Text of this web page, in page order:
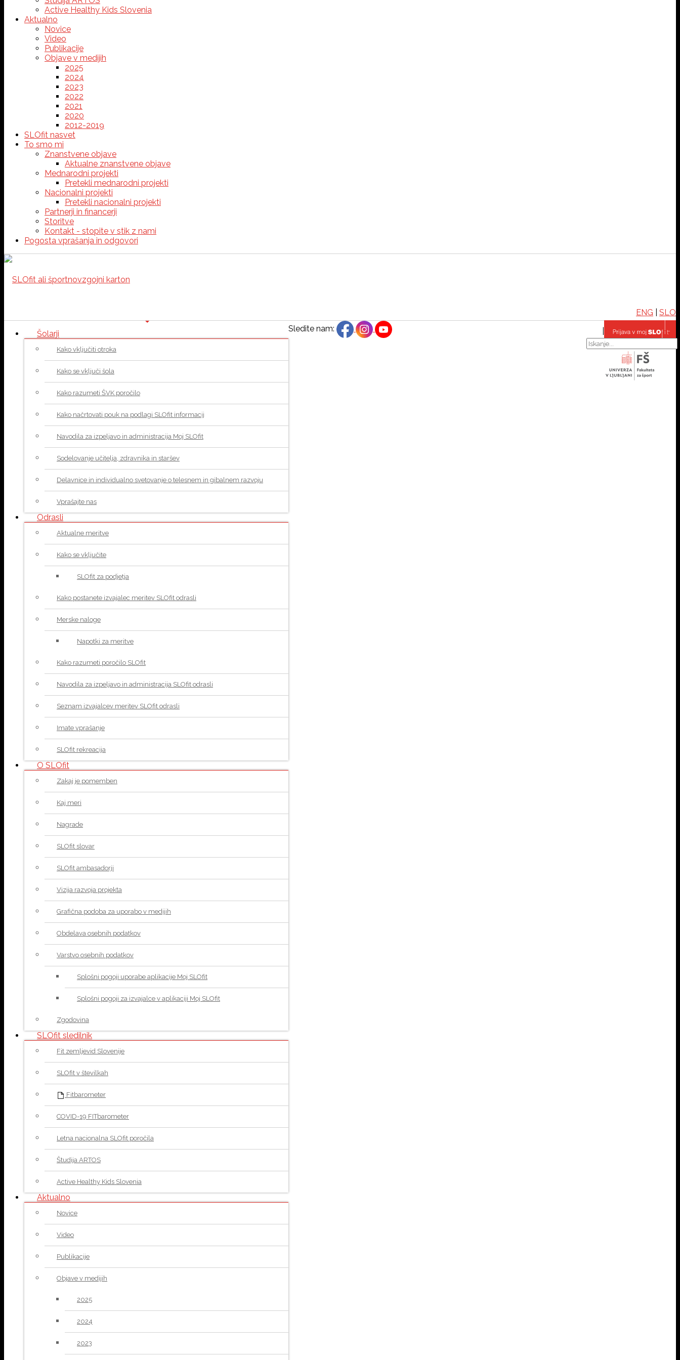
Active Healthy Kids Slovenia
Aktualno
Novice
Video
Publikacije
Objave v medijih
2025
2024
2023
2022
2021
2020
2012-2019
SLOfit nasvet
To smo mi
Znanstvene objave
Aktualne znanstvene objave
Mednarodni projekti
Pretekli mednarodni projekti
Nacionalni projekti
Pretekli nacionalni projekti
Partnerji in financerji
Storitve
Kontakt - stopite v stik z nami
Pogosta vprašanja in odgovori
ENG
SLO
Šolarji
Kako vključiti otroka
Kako se vključi šola
Kako razumeti ŠVK poročilo
Kako načrtovati pouk na podlagi SLOfit informacij
Navodila za izpeljavo in administracija Moj SLOfit
Sodelovanje učitelja, zdravnika in staršev
Delavnice in individualno svetovanje o telesnem in gibalnem razvoju
Vprašajte nas
Odrasli
Aktualne meritve
Kako se vključite
SLOfit za podjetja
Kako postanete izvajalec meritev SLOfit odrasli
Merske naloge
Napotki za meritve
Kako razumeti poročilo SLOfit
Navodila za izpeljavo in administracija SLOfit odrasli
Seznam izvajalcev meritev SLOfit odrasli
Imate vprašanje
SLOfit rekreacija
O SLOfit
Zakaj je pomemben
Kaj meri
Nagrade
SLOfit slovar
SLOfit ambasadorji
Vizija razvoja projekta
Grafična podoba za uporabo v medijih
Obdelava osebnih podatkov
Varstvo osebnih podatkov
Splošni pogoji uporabe aplikacije Moj SLOfit
Splošni pogoji za izvajalce v aplikaciji Moj SLOfit
Zgodovina
SLOfit sledilnik
Fit zemljevid Slovenije
SLOfit v številkah
Fitbarometer
COVID-19 FITbarometer
Letna nacionalna SLOfit poročila
Študija ARTOS
Active Healthy Kids Slovenia
Aktualno
Novice
Video
Publikacije
Objave v medijih
2025
2024
2023
Sledite nam: